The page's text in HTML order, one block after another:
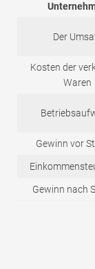
Der
Kosten der
Waren
Gewinn vor
Gewinn nach